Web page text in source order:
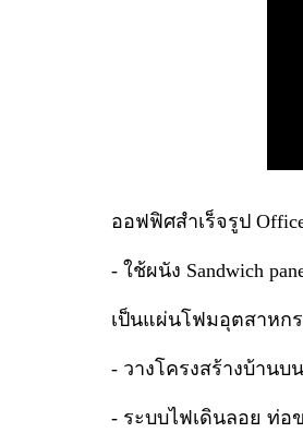
ออฟฟิศสำเร็จรูป
- ใช้ผนัง Sandwich
เป็นแผ่นโฟมอุตสาหก
- วางโครงสร้างบ้าน
- ระบบไฟเดินลอย ท่อ